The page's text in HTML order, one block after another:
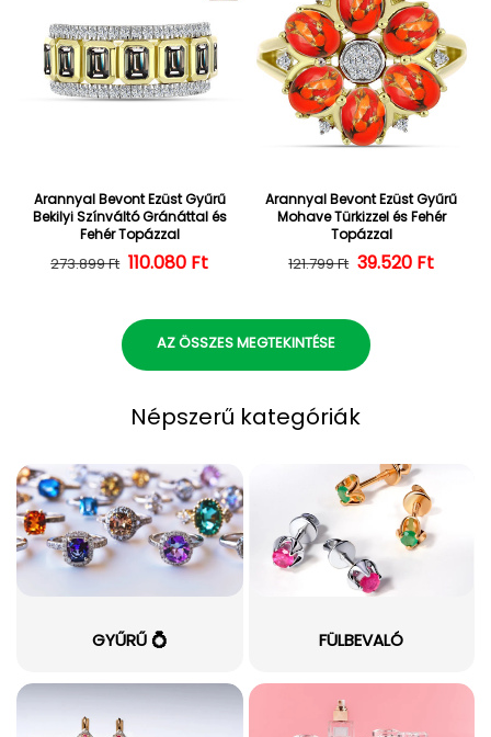
Arannyal Bevont Ezüst Gyűrű
Bekilyi Színváltó Gránáttal és
Fehér Topázzal
Normál ár
273.899 Ft Kedvezményes ár
110.080 Ft
Arannyal Bevont Ezüst Gyűrű
Mohave Türkizzel és Fehér
Topázzal
Normál ár
121.799 Ft 39.520 Ft
AZ ÖSSZES MEGTEKINTÉSE
Népszerű kategóriák
GYŰRŰ 💍 FÜLBEVALÓ